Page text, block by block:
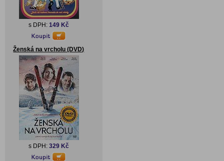
s DPH: 149 Kč
Ženská na vrcholu (DVD)
s DPH: 329 Kč